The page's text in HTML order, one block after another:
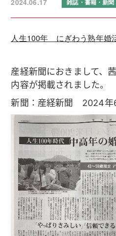
2024.06.17 雑誌・書籍・新聞
人生100年 にぎわう熟年婚
産経新聞におきまして、
内容が掲載されました。
新聞：産経新聞 2024年